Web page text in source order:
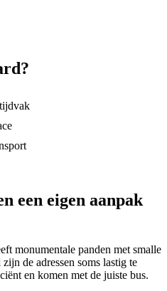
een eigen aanpak
monumentale panden met smalle
de adressen soms lastig te
en komen met de juiste bus.